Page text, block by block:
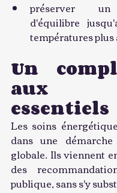
préserver
d'équilibre
températures plus
Un
aux
essentiels
Les soins
dans une
globale. Ils viennent
des
publique, sans s'y